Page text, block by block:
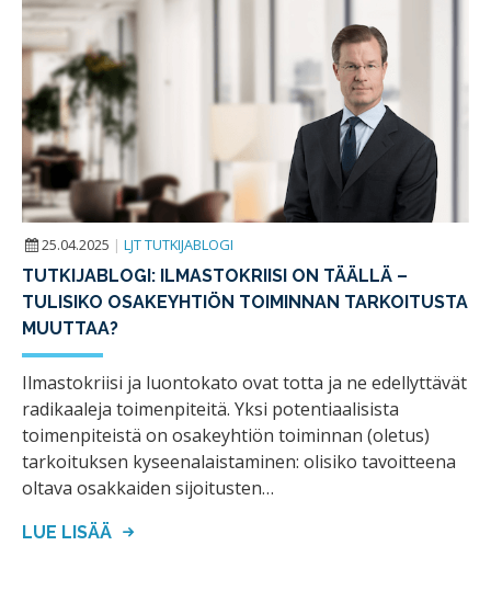
25.04.2025 | LJT TUTKIJABLOGI
TUTKIJABLOGI: ILMASTOKRIISI ON TÄÄLLÄ –
TULISIKO OSAKEYHTIÖN TOIMINNAN TARKOITUSTA
MUUTTAA?
Ilmastokriisi ja luontokato ovat totta ja ne edellyttävät
radikaaleja toimenpiteitä. Yksi potentiaalisista
toimenpiteistä on osakeyhtiön toiminnan (oletus)
tarkoituksen kyseenalaistaminen: olisiko tavoitteena
oltava osakkaiden sijoitusten…
LUE LISÄÄ